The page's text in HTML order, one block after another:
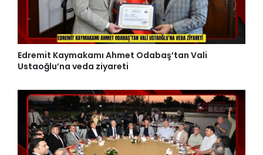
Edremit Kaymakamı Ahmet Odabaş’tan Vali
Ustaoğlu’na veda ziyareti